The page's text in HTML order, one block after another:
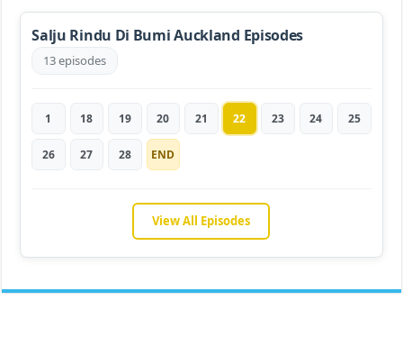
Salju Rindu Di Bumi Auckland Episodes
13 episodes
1 18 19 20 21 22 23 24 25
26 27 28 END
View All Episodes